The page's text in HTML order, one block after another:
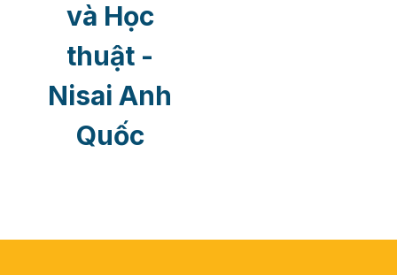
và Học
thuật -
Nisai Anh
Quốc